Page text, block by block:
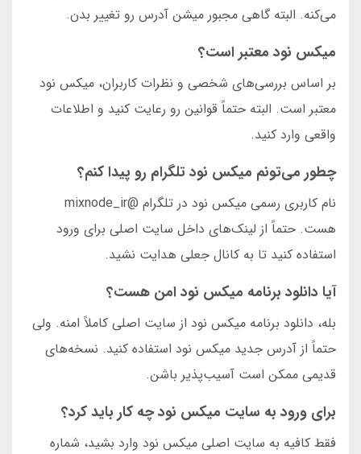
می‌کنه. البته گاهی مجبور میشن آدرس رو تغییر بدن.
میکس نود معتبر است؟
بر اساس بررسی‌های شخصی و نظرات کاربران، میکس نود
معتبر است. البته حتماً قوانین رو رعایت کنید و اطلاعات
واقعی وارد کنید.
چطور می‌تونم میکس نود تلگرام رو پیدا کنم؟
نام کاربری رسمی میکس نود در تلگرام @mixnode_ir
هست. حتماً از لینک‌های داخل سایت اصلی برای ورود
استفاده کنید تا به کانال جعلی هدایت نشید.
آیا دانلود برنامه میکس نود امن هست؟
بله، دانلود برنامه میکس نود از سایت اصلی کاملاً امنه. ولی
حتماً از آدرس جدید میکس نود استفاده کنید. نسخه‌های
قدیمی ممکن است آسیب‌پذیر باشن.
برای ورود به سایت میکس نود چه کار باید کرد؟
فقط کافیه به سایت اصلی میکس نود وارد بشید، شماره